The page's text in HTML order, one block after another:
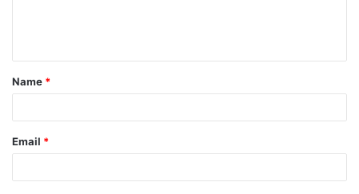
t
*
Name *
Email *